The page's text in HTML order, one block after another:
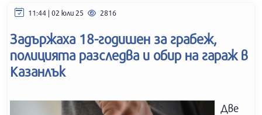
11:44 | 02 юли 25 2816
Задържаха 18-годишен за грабеж,
полицията разследва и обир на гараж в
Казанлък
Две